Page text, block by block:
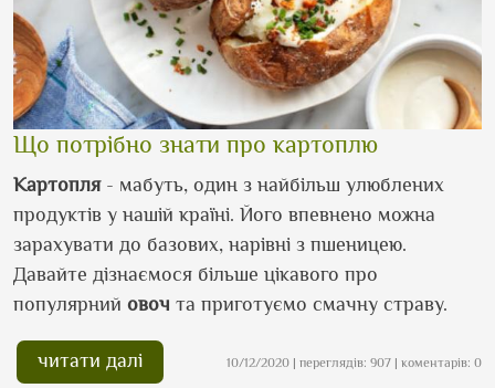
Що потрібно знати про картоплю
Картопля- мабуть, один з найбільш улюблених
продуктів у нашій країні. Його впевнено можна
зарахувати до базових, нарівні з пшеницею.
Давайте дізнаємося більше цікавого про
популярний овоч та приготуємо смачну страву.
читати далі 10/12/2020 | переглядів: 907 | коментарів: 0